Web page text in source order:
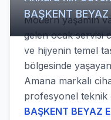
BAŞKENT
Modern yaşamın
gelen ocak servisi
ve hijyenin temel
bölgesinde
Amana markalı
profesyonel teknik
BAŞKENT BEYAZ